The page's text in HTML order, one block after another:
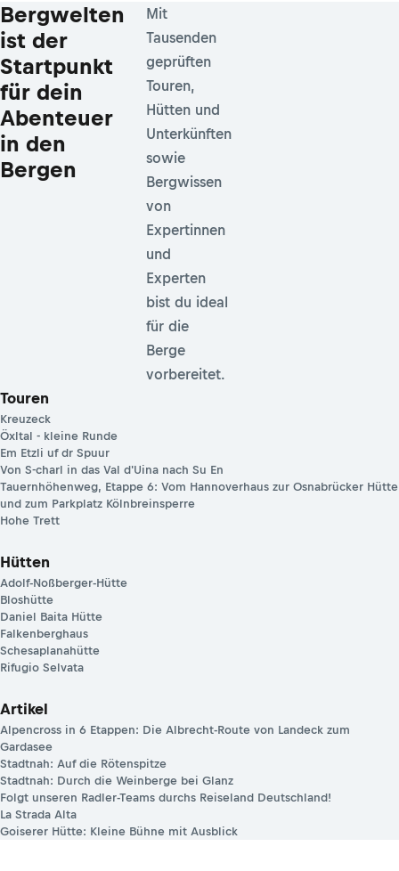
Bergwelten
ist der
Startpunkt
für dein
Abenteuer
in den
Bergen
Mit
Tausenden
geprüften
Touren,
Hütten und
Unterkünften
sowie
Bergwissen
von
Expertinnen
und
Experten
bist du ideal
für die
Berge
vorbereitet.
Touren
Kreuzeck
Öxltal - kleine Runde
Em Etzli uf dr Spuur
Von S-charl in das Val d'Uina nach Su En
Tauernhöhenweg, Etappe 6: Vom Hannoverhaus zur Osnabrücker Hütte
und zum Parkplatz Kölnbreinsperre
Hohe Trett
Hütten
Adolf-Noßberger-Hütte
Bloshütte
Daniel Baita Hütte
Falkenberghaus
Schesaplanahütte
Rifugio Selvata
Artikel
Alpencross in 6 Etappen: Die Albrecht-Route von Landeck zum
Gardasee
Stadtnah: Auf die Rötenspitze
Stadtnah: Durch die Weinberge bei Glanz
Folgt unseren Radler-Teams durchs Reiseland Deutschland!
La Strada Alta
Goiserer Hütte: Kleine Bühne mit Ausblick